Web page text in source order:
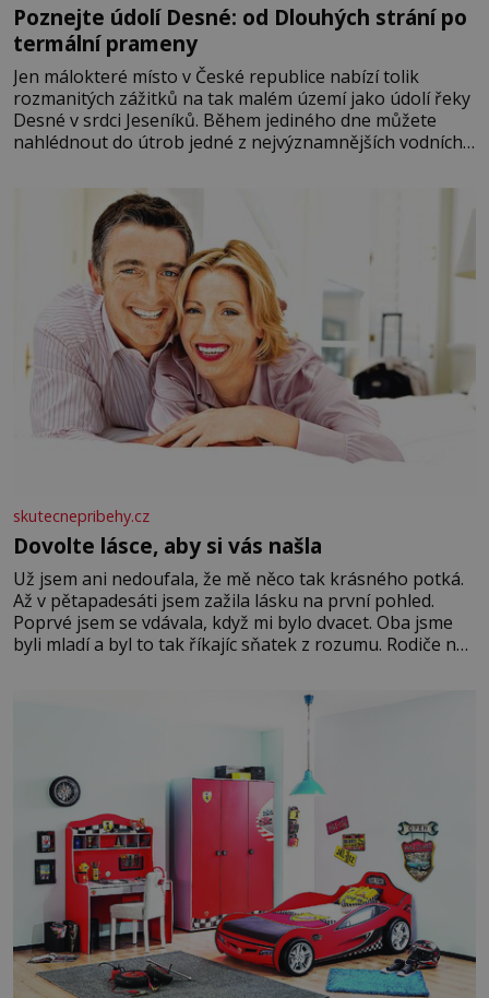
Poznejte údolí Desné: od Dlouhých strání po
termální prameny
Jen málokteré místo v České republice nabízí tolik
rozmanitých zážitků na tak malém území jako údolí řeky
Desné v srdci Jeseníků. Během jediného dne můžete
nahlédnout do útrob jedné z nejvýznamnějších vodních
se na koloběžce a den zakončit poznáváním památek ve
Velkých Losinách nebo v termálním
skutecnepribehy.cz
Dovolte lásce, aby si vás našla
Už jsem ani nedoufala, že mě něco tak krásného potká.
Až v pětapadesáti jsem zažila lásku na první pohled.
Poprvé jsem se vdávala, když mi bylo dvacet. Oba jsme
byli mladí a byl to tak říkajíc sňatek z rozumu. Rodiče nás